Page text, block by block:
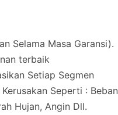
Selama Masa Garansi).
terbaik
Setiap Segmen
Seperti : Beban
Hujan, Angin Dll.